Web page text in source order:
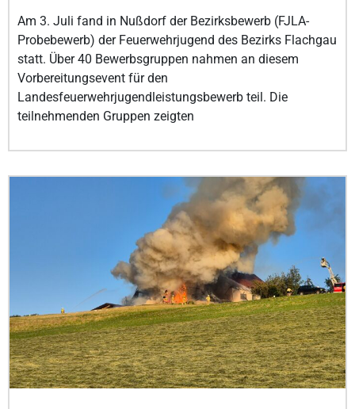
Am 3. Juli fand in Nußdorf der Bezirksbewerb (FJLA-
Probebewerb) der Feuerwehrjugend des Bezirks Flachgau
statt. Über 40 Bewerbsgruppen nahmen an diesem
Vorbereitungsevent für den
Landesfeuerwehrjugendleistungsbewerb teil. Die
teilnehmenden Gruppen zeigten